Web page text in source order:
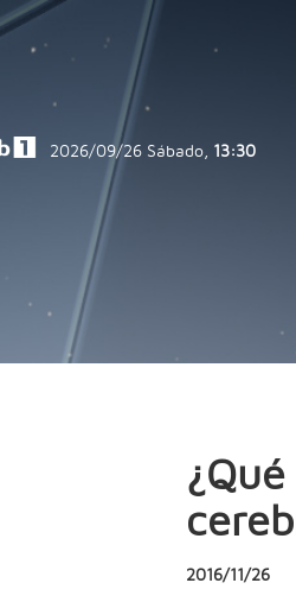
2026/09/26 Sábado, 13:30
2016/11/26